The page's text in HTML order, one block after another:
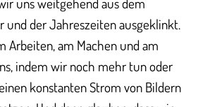
und der Jahreszeiten ausgeklinkt.
Arbeiten, am Machen und am
indem wir noch mehr tun oder
konstanten Strom von Bildern